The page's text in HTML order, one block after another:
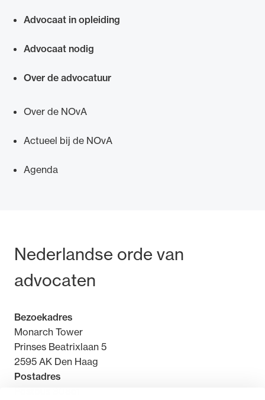
Advocaat in opleiding
Advocaat nodig
Over de advocatuur
Over de NOvA
Actueel bij de NOvA
Agenda
Bezoek- en postadres
Nederlandse orde van
advocaten
Bezoekadres
Monarch Tower
Prinses Beatrixlaan 5
2595 AK Den Haag
Postadres
Van de Advocatenwet tot de Verordening op
advocatuur (Roda).
geheimhoudernummers.